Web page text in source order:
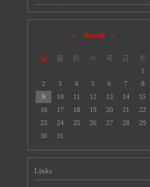
« 2026/08 »
일 월 화 수 목 금 토
1
2
3 4 5 6 7
8
9
10 11 12 13 14
15
16
17 18 19 20 21
22
23
24 25 26 27 28
29
30
31
Links